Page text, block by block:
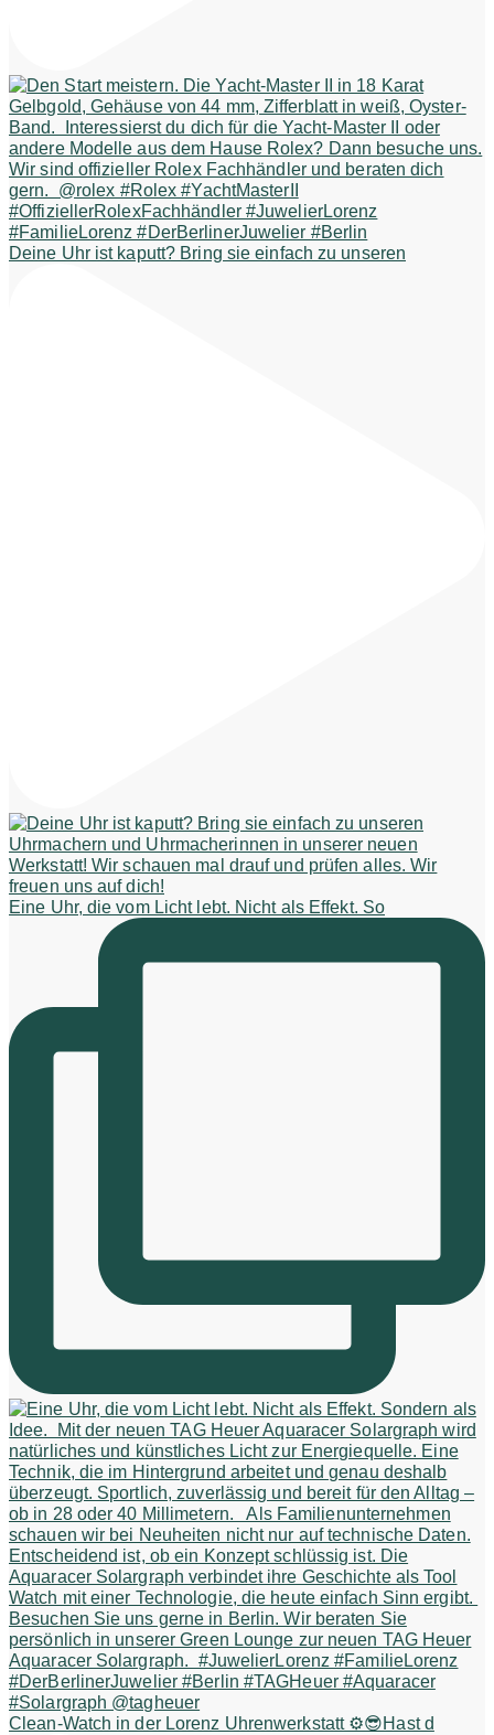
Deine Uhr ist kaputt? Bring sie einfach zu unseren
Eine Uhr, die vom Licht lebt. Nicht als Effekt. So
Clean-Watch in der Lorenz Uhrenwerkstatt ⚙️😎Hast d